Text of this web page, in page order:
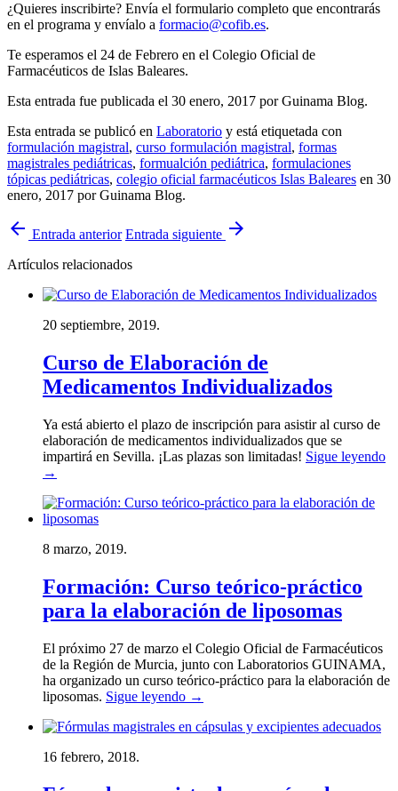
¿Quieres inscribirte? Envía el formulario completo que encontrarás
en el programa y envíalo a formacio@cofib.es.
Te esperamos el 24 de Febrero en el Colegio Oficial de
Farmacéuticos de Islas Baleares.
Esta entrada fue publicada el 30 enero, 2017 por Guinama Blog.
Esta entrada se publicó en Laboratorio y está etiquetada con
formulación magistral, curso formulación magistral, formas
magistrales pediátricas, formualción pediátrica, formulaciones
tópicas pediátricas, colegio oficial farmacéuticos Islas Baleares en 30
enero, 2017 por Guinama Blog.
arrow_back Entrada anterior Entrada siguiente arrow_forward
Artículos relacionados
20 septiembre, 2019.
Curso de Elaboración de
Medicamentos Individualizados
Ya está abierto el plazo de inscripción para asistir al curso de
elaboración de medicamentos individualizados que se
impartirá en Sevilla. ¡Las plazas son limitadas! Sigue leyendo
→
8 marzo, 2019.
Formación: Curso teórico-práctico
para la elaboración de liposomas
El próximo 27 de marzo el Colegio Oficial de Farmacéuticos
de la Región de Murcia, junto con Laboratorios GUINAMA,
ha organizado un curso teórico-práctico para la elaboración de
liposomas. Sigue leyendo →
16 febrero, 2018.